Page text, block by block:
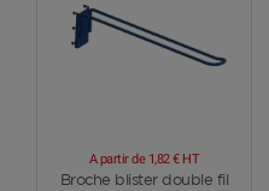
Voir plus
Broche blister double fil
A partir de 1,82 € HT